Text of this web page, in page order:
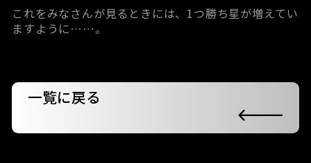
これをみなさんが見るときには、1つ勝ち星が増えてい
ますように……。
一覧に戻る